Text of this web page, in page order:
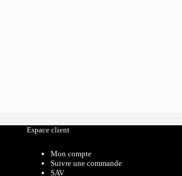
Espace client
Mon compte
Suivre une commande
SAV